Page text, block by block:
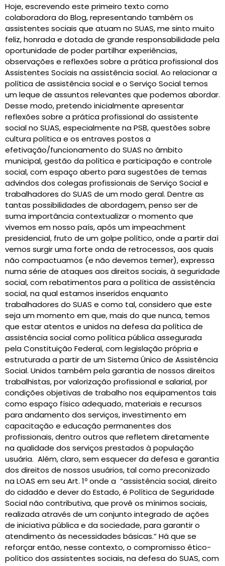
Hoje, escrevendo este primeiro texto como
colaboradora do Blog, representando também os
assistentes sociais que atuam no SUAS, me sinto muito
feliz, honrada e dotada de grande responsabilidade pela
oportunidade de poder partilhar experiências,
observações e reflexões sobre a prática profissional dos
Assistentes Sociais na assistência social. Ao relacionar a
política de assistência social e o Serviço Social temos
um leque de assuntos relevantes que podemos abordar.
Desse modo, pretendo inicialmente apresentar
reflexões sobre a prática profissional do assistente
social no SUAS, especialmente na PSB, questões sobre
cultura política e os entraves postos a
efetivação/funcionamento do SUAS no âmbito
municipal, gestão da política e participação e controle
social, com espaço aberto para sugestões de temas
advindos dos colegas profissionais de Serviço Social e
trabalhadores do SUAS de um modo geral. Dentre as
tantas possibilidades de abordagem, penso ser de
suma importância contextualizar o momento que
vivemos em nosso país, após um impeachment
presidencial, fruto de um golpe político, onde a partir daí
vemos surgir uma forte onda de retrocessos, aos quais
não compactuamos (e não devemos temer), expressa
numa série de ataques aos direitos sociais, à seguridade
social, com rebatimentos para a política de assistência
social, na qual estamos inseridos enquanto
trabalhadores do SUAS e como tal, considero que este
seja um momento em que, mais do que nunca, temos
que estar atentos e unidos na defesa da política de
assistência social como política pública assegurada
pela Constituição Federal, com legislação própria e
estruturada a partir de um Sistema Único de Assistência
Social. Unidos também pela garantia de nossos direitos
trabalhistas, por valorização profissional e salarial, por
condições objetivas de trabalho nos equipamentos tais
como espaço físico adequado, materiais e recursos
para andamento dos serviços, investimento em
capacitação e educação permanentes dos
profissionais, dentro outros que refletem diretamente
na qualidade dos serviços prestados à população
usuária. Além, claro, sem esquecer da defesa e garantia
dos direitos de nossos usuários, tal como preconizado
na LOAS em seu Art. 1º onde a “assistência social, direito
do cidadão e dever do Estado, é Política de Seguridade
Social não contributiva, que provê os mínimos sociais,
realizada através de um conjunto integrado de ações
de iniciativa pública e da sociedade, para garantir o
atendimento às necessidades básicas.” Há que se
reforçar então, nesse contexto, o compromisso ético-
político dos assistentes sociais, na defesa do SUAS, com